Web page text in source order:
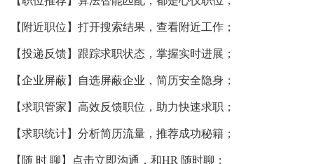
【附近职位】打开搜索结果，查看附近工作；
【投递反馈】跟踪求职状态，掌握实时进展；
【企业屏蔽】自选屏蔽企业，简历安全隐身；
【求职管家】高效反馈职位，助力快速求职；
【求职统计】分析简历流量，推荐成功秘籍；
【随 时 聊】点击立即沟通，和HR 随时聊；